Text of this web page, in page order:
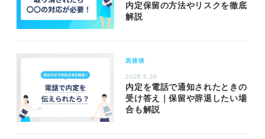
内定保留の方法やリスクを徹底
解説
面接後
2026.5.29
内定を電話で通知されたときの
受け答え｜保留や辞退したい場
合も解説